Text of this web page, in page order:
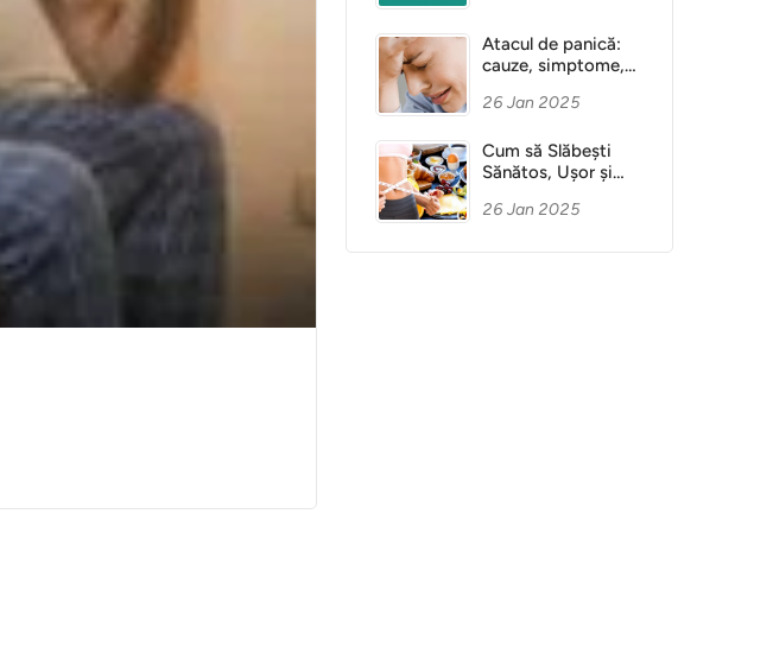
Atacul de panică:
cauze, simptome,
26 Jan 2025
Cum să Slăbești
Sănătos, Ușor și
26 Jan 2025